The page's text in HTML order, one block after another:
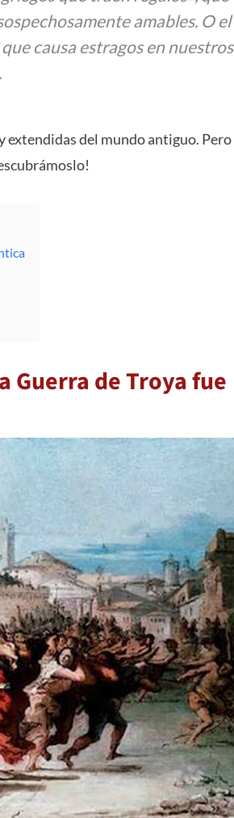
amables. O el
causa estragos en nuestros
extendidas del mundo antiguo. Pero
Guerra de Troya fue